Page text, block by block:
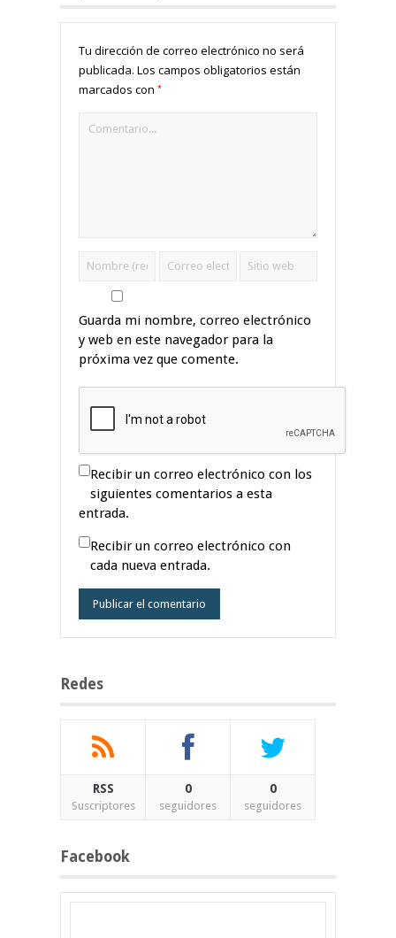
Tu dirección de correo electrónico no será
publicada. Los campos obligatorios están
marcados con *
Guarda mi nombre, correo electrónico
y web en este navegador para la
próxima vez que comente.
Recibir un correo electrónico con los
siguientes comentarios a esta
entrada.
Recibir un correo electrónico con
cada nueva entrada.
Redes
RSS
Suscriptores
0
seguidores
0
seguidores
Facebook